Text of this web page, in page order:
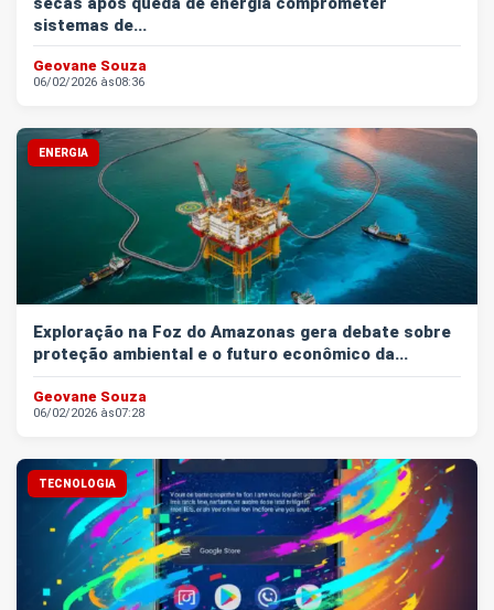
sistemas de...
Geovane Souza
06/02/2026 às08:36
ENERGIA
Exploração na Foz do Amazonas gera debate sobre
proteção ambiental e o futuro econômico da...
Geovane Souza
06/02/2026 às07:28
TECNOLOGIA